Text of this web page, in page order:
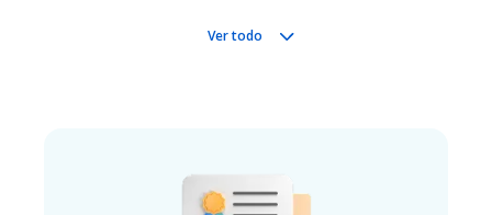
Ver todo